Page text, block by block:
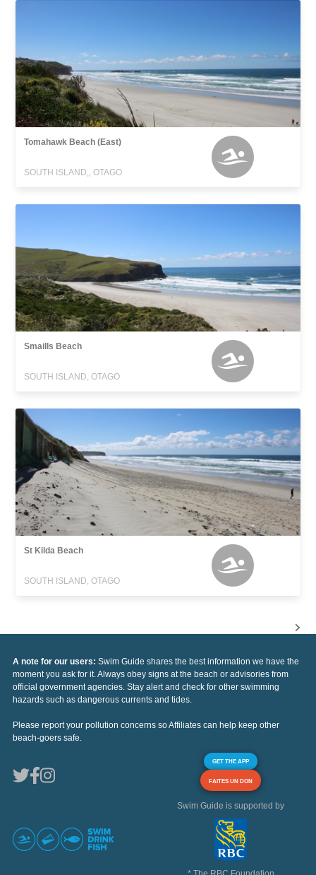
Tomahawk Beach (East)
SOUTH ISLAND,, OTAGO
Smaills Beach
SOUTH ISLAND, OTAGO
St Kilda Beach
SOUTH ISLAND, OTAGO
A note for our users: Swim Guide shares the best information we have the
moment you ask for it. Always obey signs at the beach or advisories from
official government agencies. Stay alert and check for other swimming
hazards such as dangerous currents and tides.
Please report your pollution concerns so Affiliates can help keep other
beach-goers safe.
GET THE APP
FAITES UN DON
Swim Guide is supported by